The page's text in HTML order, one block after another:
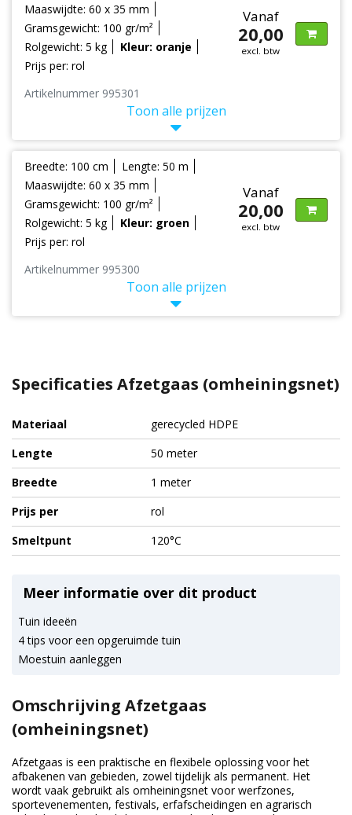
Maaswijdte: 60 x 35 mm
Gramsgewicht: 100 gr/m²
Rolgewicht: 5 kg
Kleur: oranje
Prijs per: rol
Vanaf
20,00
excl. btw
Artikelnummer 995301
Toon alle prijzen
Breedte: 100 cm
Lengte: 50 m
Maaswijdte: 60 x 35 mm
Gramsgewicht: 100 gr/m²
Rolgewicht: 5 kg
Kleur: groen
Prijs per: rol
Vanaf
20,00
excl. btw
Artikelnummer 995300
Toon alle prijzen
Specificaties Afzetgaas (omheiningsnet)
Materiaal
gerecycled HDPE
Lengte
50 meter
Breedte
1 meter
Prijs per
rol
Smeltpunt
120°C
Meer informatie over dit product
Tuin ideeën
4 tips voor een opgeruimde tuin
Moestuin aanleggen
Omschrijving Afzetgaas
(omheiningsnet)
Afzetgaas is een praktische en flexibele oplossing voor het
afbakenen van gebieden, zowel tijdelijk als permanent. Het
wordt vaak gebruikt als omheiningsnet voor werfzones,
sportevenementen, festivals, erfafscheidingen en agrarisch